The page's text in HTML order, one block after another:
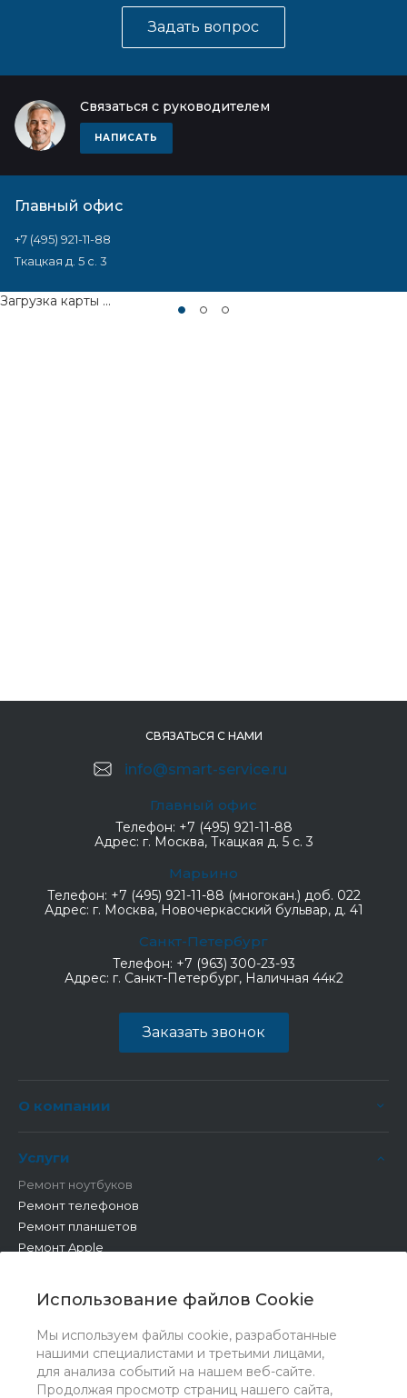
Использование файлов Cookie
Мы используем файлы cookie, разработанные
нашими специалистами и третьими лицами,
для анализа событий на нашем веб-сайте.
Продолжая просмотр страниц нашего сайта,
Задать вопрос
Связаться с руководителем
НАПИСАТЬ
Главный офис
+7 (495) 921-11-88
Ткацкая д. 5 с. 3
Загрузка карты ...
СВЯЗАТЬСЯ С НАМИ
info@smart-service.ru
Главный офис
Телефон: +7 (495) 921-11-88
Адрес: г. Москва, Ткацкая д. 5 с. 3
Марьино
Телефон: +7 (495) 921-11-88 (многокан.) доб. 022
Адрес: г. Москва, Новочеркасский бульвар, д. 41
Санкт-Петербург
Телефон: +7 (963) 300-23-93
Адрес: г. Санкт-Петербург, Наличная 44к2
Заказать звонок
О компании
Услуги
Ремонт ноутбуков
Ремонт телефонов
Ремонт планшетов
Ремонт Apple